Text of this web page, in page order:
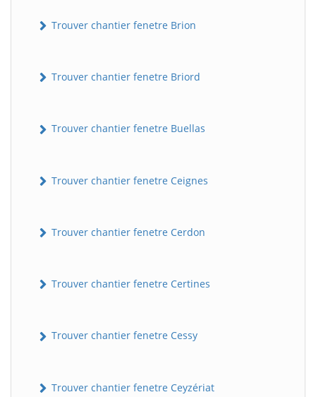
Trouver chantier fenetre Brion
Trouver chantier fenetre Briord
Trouver chantier fenetre Buellas
Trouver chantier fenetre Ceignes
Trouver chantier fenetre Cerdon
Trouver chantier fenetre Certines
Trouver chantier fenetre Cessy
Trouver chantier fenetre Ceyzériat